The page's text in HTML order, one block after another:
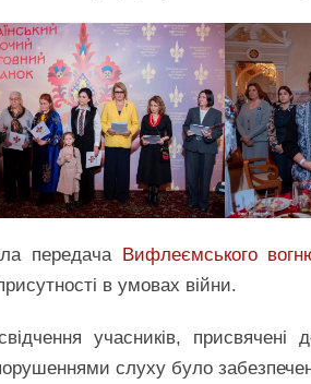
передача Вифлеємського
в умовах війни.
учасників, присвячені
слуху було